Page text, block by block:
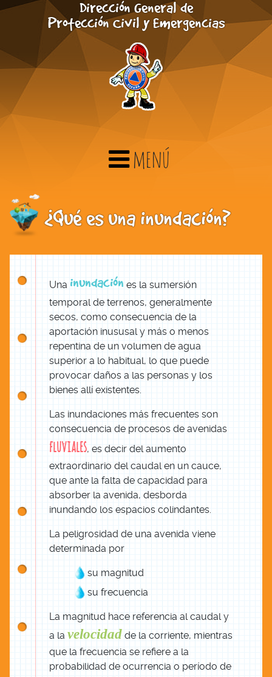
Skip to Main ContentDirección General de
Protección Civil y Emergencias
menú
¿Qué es una inundación?
Una inundación es la sumersión
temporal de terrenos, generalmente
secos, como consecuencia de la
aportación inususal y más o menos
repentina de un volumen de agua
superior a lo habitual, lo que puede
provocar daños a las personas y los
bienes allí existentes.
Las inundaciones más frecuentes son
consecuencia de procesos de avenidas
fluviales, es decir del aumento
extraordinario del caudal en un cauce,
que ante la falta de capacidad para
absorber la avenida, desborda
inundando los espacios colindantes.
La peligrosidad de una avenida viene
determinada por
su magnitud
su frecuencia
La magnitud hace referencia al caudal y
a la velocidad de la corriente, mientras
que la frecuencia se refiere a la
probabilidad de ocurrencia o período de